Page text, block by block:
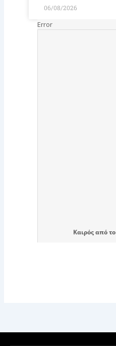
06/08/2026
Καιρόςαπό το